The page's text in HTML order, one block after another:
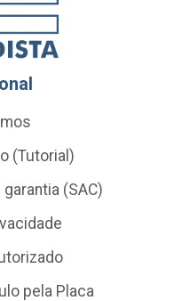
(Tutorial)
(SAC)
pela Placa